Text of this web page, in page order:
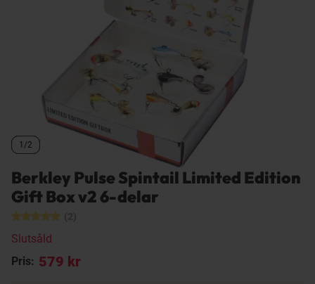
1/2
1/2
1/2
Berkley Pulse Spintail Limited Edition
Gift Box v2 6-delar
Slutsåld
Pris: 579 kr